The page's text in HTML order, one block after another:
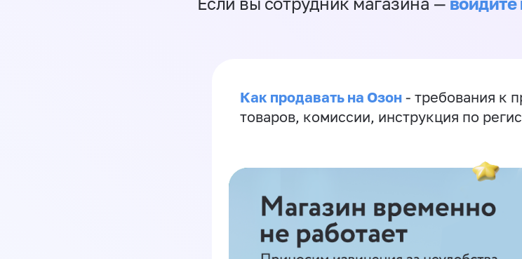
Как продавать на Озон - требования к
товаров, комиссии, инструкция по